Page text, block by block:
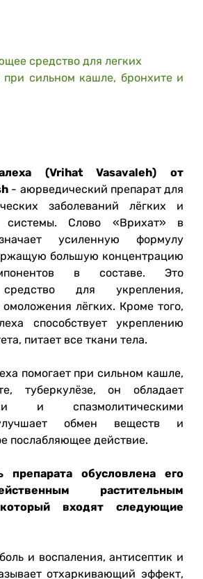
средство для легких
при сильном кашле, бронхите и
(Vrihat Vasavaleh) от
- аюрведический препарат для
заболеваний лёгких и
системы. Слово «Врихат» в
усиленную формулу
большую концентрацию
в составе. Это
для укрепления,
лёгких. Кроме того,
способствует укреплению
питает все ткани тела.
помогает при сильном кашле,
туберкулёзе, он обладает
и спазмолитическими
обмен веществ и
послабляющее действие.
препарата обусловлена его
растительным
входят следующие
и воспаления, антисептик и
отхаркивающий эффект,